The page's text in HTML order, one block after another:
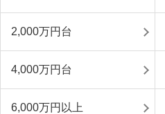
2,000万円台
4,000万円台
6,000万円以上